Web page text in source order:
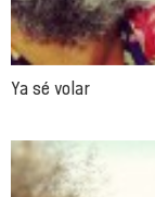
Ya sé volar